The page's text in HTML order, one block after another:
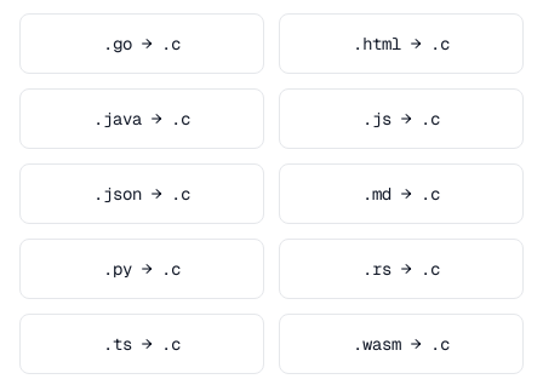
.go → .c .html → .c
.java → .c .js → .c
.json → .c .md → .c
.py → .c .rs → .c
.ts → .c .wasm → .c